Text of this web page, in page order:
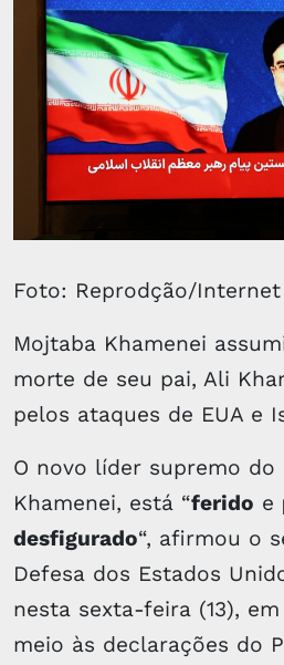
Foto: Reprodção/Internet
Mojtaba Khamenei
morte de seu pai, Ali
pelos ataques de EUA e
O novo líder supremo do
Khamenei, está “ferido e
desfigurado“, afirmou o
Defesa dos Estados
nesta sexta-feira (13),
meio às declarações do